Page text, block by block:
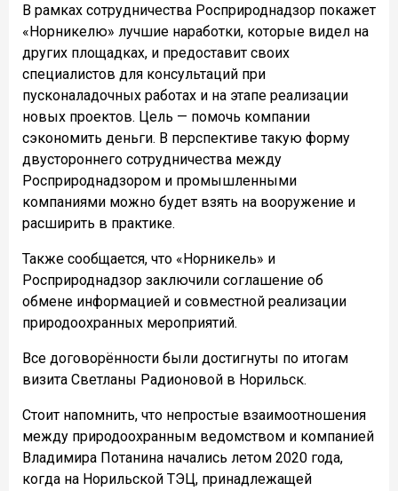
В рамках сотрудничества Росприроднадзор покажет
«Норникелю» лучшие наработки, которые видел на
других площадках, и предоставит своих
специалистов для консультаций при
пусконаладочных работах и на этапе реализации
новых проектов. Цель — помочь компании
сэкономить деньги. В перспективе такую форму
двустороннего сотрудничества между
Росприроднадзором и промышленными
компаниями можно будет взять на вооружение и
расширить в практике.
Также сообщается, что «Норникель» и
Росприроднадзор заключили соглашение об
обмене информацией и совместной реализации
природоохранных мероприятий.
Все договорённости были достигнуты по итогам
визита Светланы Радионовой в Норильск.
Стоит напомнить, что непростые взаимоотношения
между природоохранным ведомством и компанией
Владимира Потанина начались летом 2020 года,
когда на Норильской ТЭЦ, принадлежащей